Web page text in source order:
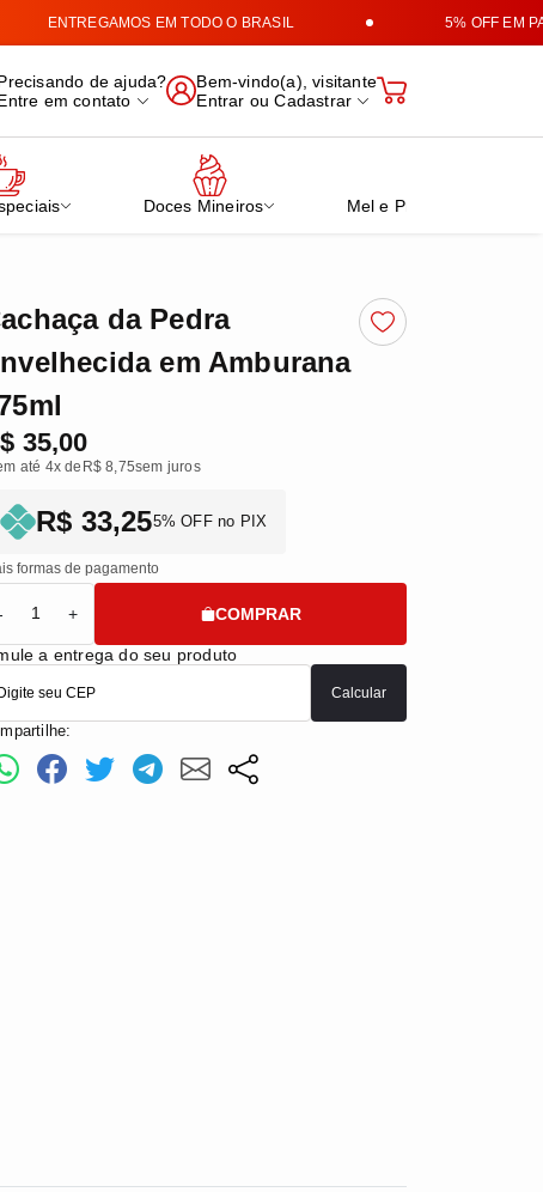
ENTREGAMOS EM TODO O BRASIL 5% OFF EM
Produtos Mineiros
de ajuda?
em contato
Bem-vindo(a), visitante
Entrar ouCadastrar
Doces Mineiros Mel e Própolis Verde
da Pedra
em Amburana
35,00
até 4x de R$ 8,75sem juros
R$ 33,255% OFF no PIX
formas de pagamento
+ COMPRAR
a entrega do seu produto
Calcular